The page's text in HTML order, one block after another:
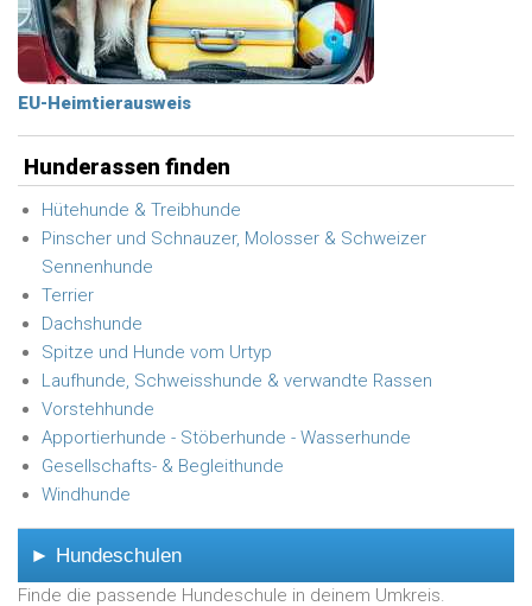
EU-Heimtierausweis
Hunderassen finden
Hütehunde & Treibhunde
Pinscher und Schnauzer, Molosser & Schweizer
Sennenhunde
Terrier
Dachshunde
Spitze und Hunde vom Urtyp
Laufhunde, Schweisshunde & verwandte Rassen
Vorstehhunde
Apportierhunde - Stöberhunde - Wasserhunde
Gesellschafts- & Begleithunde
Windhunde
► Hundeschulen
Finde die passende Hundeschule in deinem Umkreis.